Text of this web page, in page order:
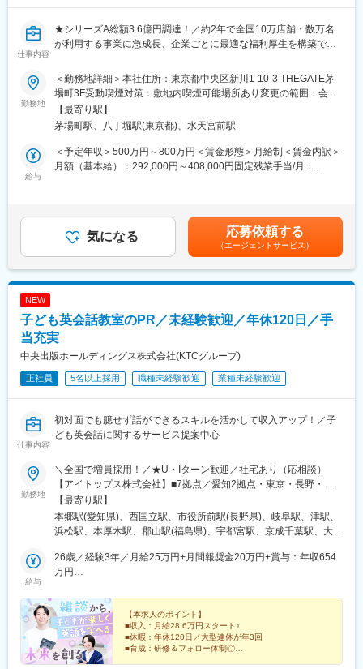
納税に関する問い合わせ対応や伝票の発行などの配送業務をおこ
ないます。
■未経験でも安心の研修プログラム！
ふるさと納税の仕組みや業務の流れなど、基礎からしっかり学べ
ます。
並行して先輩社員によるOJT研修をおこない、実践的なスキルも
くので、焦らず自分のペースで成長できる環境です。
■業務の特徴：
・幅広い世代の方と連携するため、コミュニケーション力が活か
せます。
・自分の頑張りが寄付額や生産者からの感謝の声としてダイレク
・成果を出した分だけチャンスが広がり、早期のキャリアアップ
も可能です。
■採用背景：
高知県須崎市に本社を構え、地方の会社ならではの強みを活かし
地域のポテンシャルを引き出してきました。担当自治体は42自治
体（2025年8月時点）、寄付額は平均233％を記録しています。
現在も引き合いが多くありますが、人手が足りずお断りしている
現状です。
変更の範囲：会社の定める業務
仕事内容
★シリーズA総額3.6億円調達！／約2年で全国10万店舗・数万名
が利用する事業に急成長、企業ごとに最適な福利厚生を構築でき
★全国の地方金融機関と連携し、地方活性化を推進
★Forbes JAPAN「時代を担う新星たち 2026年注目の日本発スタ
ートアップ100選」に選出
数億円の資金調達を経た成長フェーズにおいて、パートナーセー
ルスをお任せいたします。
銀行員の育成や同行訪問を通じて中小企業への販売拡大を推進し
■業務詳細
（1）金融機関向けOEMサービスの拡販
・金融機関、HR SaaS企業等と連携した提案機会の創出
・販促施策の企画・実行
・営業同行／共同提案による受注率向上支援
（4）中長期的な新規事業開発
の解決に向けた事業開発
■組織構成：約20名(20代～40代)
金融、サッカー選手、デリバリーサービス企業、上場SaaS企業で
アライアンスセールスを担っていたメンバーなど在籍。
持った活動ができることが魅力です。
先輩社員への同行やマネジメントとのロープレを通じて業務を習
得いただきます。知識を身につけながら経験を積み、2週間～1か
月程度での独り立ちを目指していただくイメージです。
■同社
勤務地
＜勤務地詳細＞本社住所：東京都中央区新川1-10-3 THEGATE茅
場町3F受動喫煙対策：敷地内喫煙可能場所あり変更の範囲：会社
の定める事業所（リモートワーク含む）
【最寄り駅】
茅場町駅、八丁堀駅(東京都)、水天宮前駅
給与
＜予定年収＞500万円～800万円＜賃金形態＞月給制＜賃金内訳＞
月額（基本給）：292,000円～408,000円固定残業手当/月：
出張手当：1泊あたり3,000円支給いたします。賃金はあくまでも
目安の金額であり、選考を通じて上下する可能性があります。月
給(月額)は固定手当を含めた表記です。
気になる 応募依頼する
（エージェントサービス）
NEW
子ども英会話教室のPR／未経験歓迎／年休120日／手
当充実
中央出版ホールディングス株式会社(KTCグループ)
正社員 5名以上採用 職種未経験歓迎 業種未経験歓迎
仕事内容
初対面でも臆せず話ができるスキルを活かして収入アップ！／子
ども英会話に関するサービス提案中心
勤務地
＼全国で増員採用！／★U・Iターン歓迎／社宅あり（応相談）
【アイトップス株式会社】■7拠点／愛知2拠点・東京・長野・岐
阜・三重・静岡■本社／東京都立川市錦町3-6-6【株式会社ティル
ウィンド】■10拠点／神奈川2拠点・埼玉2拠点・福島・栃木・千
葉・新潟・茨城・静岡■本社／埼玉県さいたま市大宮区下町1-
石川・香川・富山■本社／大阪府大阪市淀川区西中島4-13-22【株
式会社タップカンパニー】■6拠点／福岡・大分・熊本・鹿児島・
ー株式会社】■4拠点／兵庫・広島・岡山・愛媛■本社／広島市中
区舟入町2-20【パスウェイ株式会社】■5拠点／北海道・青森・岩
手・宮城・山形■本社／宮城県仙台市青葉区柏木一丁目2番45号※
本人の意思に反した一方的な転勤指示なし（相談・合意の上での
転勤の可能性あり）※希望があればエリア外へ転勤可※各グループ
【最寄り駅】
本郷駅(愛知県)、西国立駅、市役所前駅(長野県)、岐阜駅、津駅、
浜松駅、本厚木駅、郡山駅(福島県)、宇都宮駅、京成千葉駅、大宮
駅(京都市営)、西中島南方駅、和歌山市駅、金沢駅、栗林公園北口
駅、県庁前駅(富山県)、天王寺駅、博多駅、大分駅、水道町駅、都
駅、中央区役所前駅、青森駅、上盛岡駅、北四番丁駅、山形駅、
立川南駅、長野駅、新浜松駅、千葉中央駅、上熊谷駅、南方駅(大
阪府)、栗林公園駅、新富町駅(富山県)、天王寺駅前駅、通町筋
駅、中洲通駅、小網町駅、城下駅(岡山県)、市役所前駅(愛媛県)、
資生館小学校前駅、北仙台駅、立川駅、権堂駅、第一通り駅、千
給与
26歳／経験3年／月給25万円+月間報奨金20万円+賞与：年収654
万円
万円
【本求人のポイント】
■収入：月給28.6万円スタート♪
■休暇：年休120日／大型連休が年3回
■育成：研修＆フォロー体制◎